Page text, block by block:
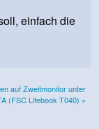
einfach die
auf Zweitmonitor unter
(FSC Lifebook T040) »